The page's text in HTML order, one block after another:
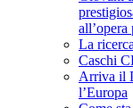
La
Caschi
Arriva il
l’Europa